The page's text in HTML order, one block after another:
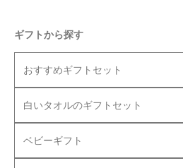
ギフトから探す
おすすめギフトセット
白いタオルのギフトセット
ベビーギフト